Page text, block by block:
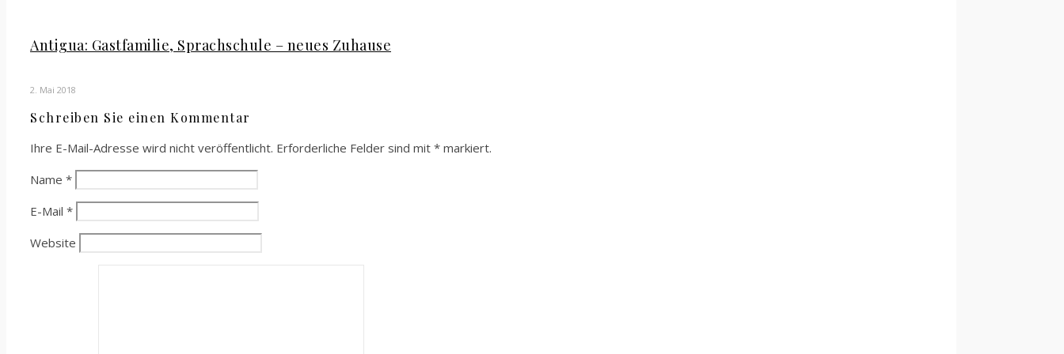
Antigua: Gastfamilie, Sprachschule – neues Zuhause
2. Mai 2018
Schreiben Sie einen Kommentar
Ihre E-Mail-Adresse wird nicht veröffentlicht. Erforderliche Felder sind mit * markiert.
Name *
E-Mail *
Website